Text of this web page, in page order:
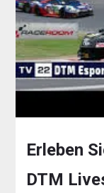
Erleben
DTM